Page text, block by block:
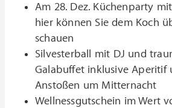
Am 28. Dez. Küchenparty
hier können Sie dem Koch
schauen
Silvesterball mit DJ und
Galabuffet inklusive Aperitif
Anstoßen um Mitternacht
Wellnessgutschein im Wert